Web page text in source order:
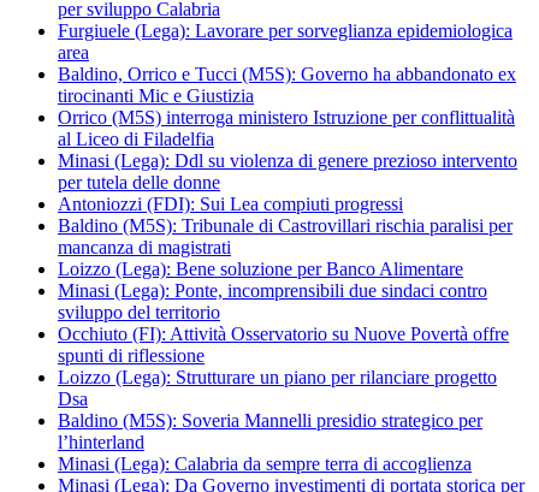
per sviluppo Calabria
Furgiuele (Lega): Lavorare per sorveglianza epidemiologica
area
Baldino, Orrico e Tucci (M5S): Governo ha abbandonato ex
tirocinanti Mic e Giustizia
Orrico (M5S) interroga ministero Istruzione per conflittualità
al Liceo di Filadelfia
Minasi (Lega): Ddl su violenza di genere prezioso intervento
per tutela delle donne
Antoniozzi (FDI): Sui Lea compiuti progressi
Baldino (M5S): Tribunale di Castrovillari rischia paralisi per
mancanza di magistrati
Loizzo (Lega): Bene soluzione per Banco Alimentare
Minasi (Lega): Ponte, incomprensibili due sindaci contro
sviluppo del territorio
Occhiuto (FI): Attività Osservatorio su Nuove Povertà offre
spunti di riflessione
Loizzo (Lega): Strutturare un piano per rilanciare progetto
Dsa
Baldino (M5S): Soveria Mannelli presidio strategico per
l’hinterland
Minasi (Lega): Calabria da sempre terra di accoglienza
Minasi (Lega): Da Governo investimenti di portata storica per